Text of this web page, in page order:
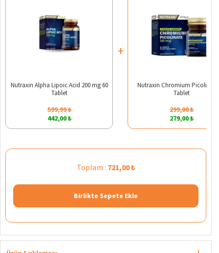
Nutraxin Alpha Lipoic Acid 200 mg 60
Tablet
599,99 ₺
442,00 ₺
+
Nutraxin Chromium Picolinate
Tablet
299,00 ₺
279,00 ₺
Toplam : 721,00 ₺
Birlikte Sepete Ekle